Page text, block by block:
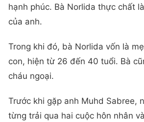
hạnh phúc. Bà Norlida thực chất
của anh.
Trong khi đó, bà Norlida vốn là
con, hiện từ 26 đến 40 tuổi. Bà
cháu ngoại.
Trước khi gặp anh Muhd Sabree,
từng trải qua hai cuộc hôn nhân